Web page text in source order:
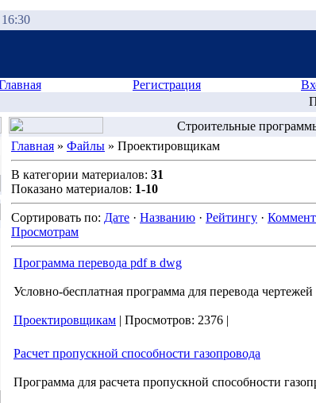
Регистрация
Строительные
Главная » Файлы » Проектировщикам
В категории материалов: 31
Показано материалов: 1-10
Сортировать по: Дате · Названию · Рейтингу ·
Просмотрам
Программа перевода pdf в dwg
Условно-бесплатная программа для перевода
Проектировщикам | Просмотров: 2376 |
Расчет пропускной способности газопровода
Программа для расчета пропускной способности